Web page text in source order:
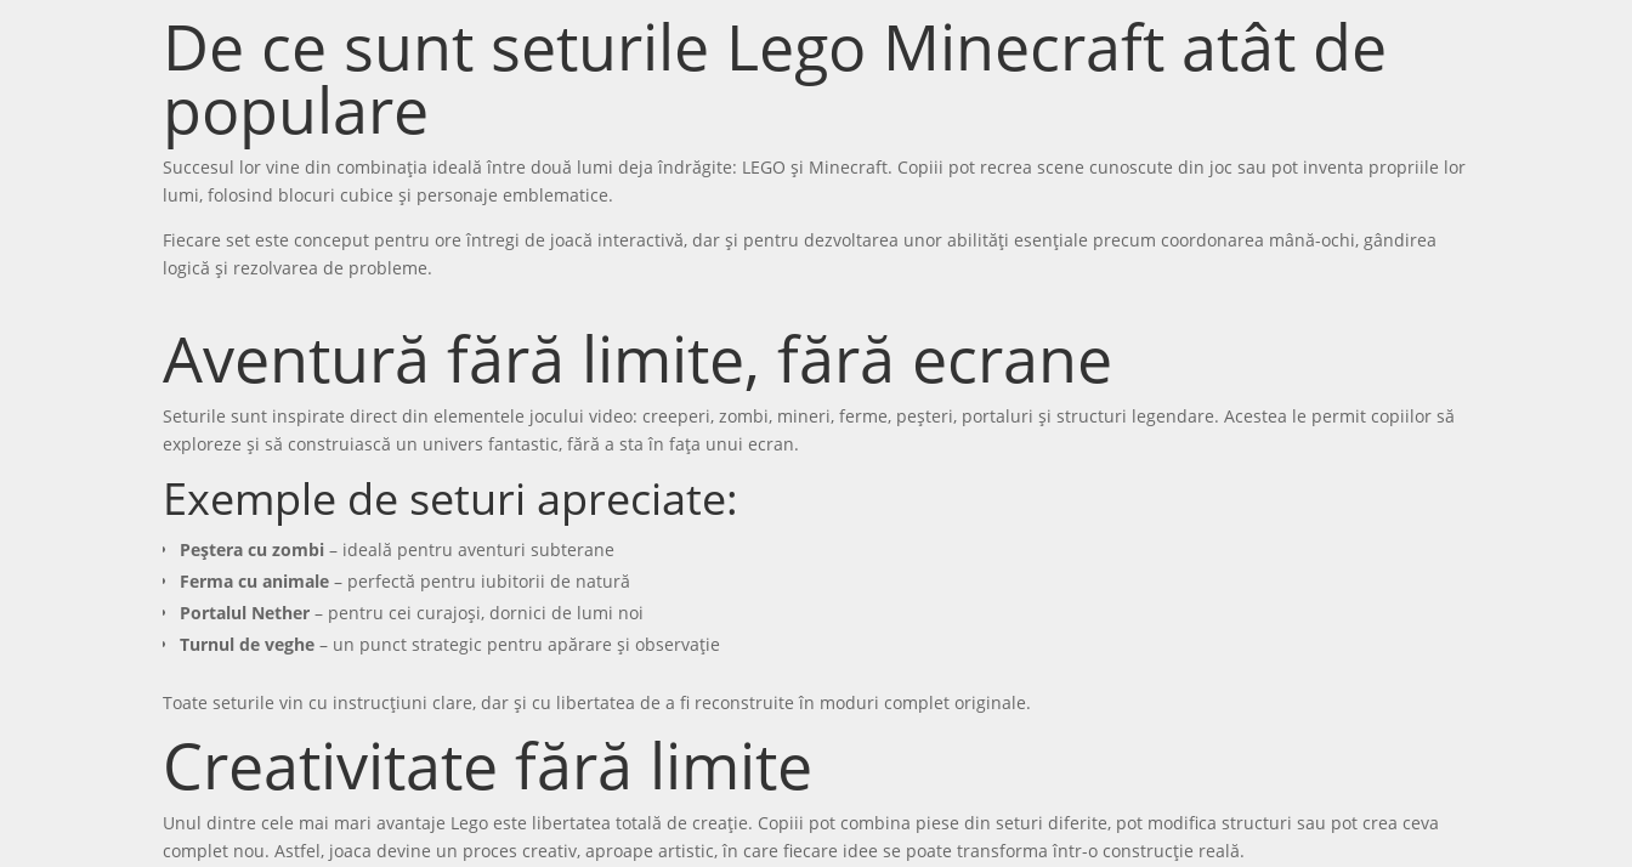
De ce sunt seturile Lego Minecraft atât de
populare
Succesul lor vine din combinația ideală între două lumi deja îndrăgite: LEGO și Minecraft. Copiii pot recrea scene cunoscute din joc sau pot inventa propriile lor
lumi, folosind blocuri cubice și personaje emblematice.
Fiecare set este conceput pentru ore întregi de joacă interactivă, dar și pentru dezvoltarea unor abilități esențiale precum coordonarea mână-ochi, gândirea
logică și rezolvarea de probleme.
Aventură fără limite, fără ecrane
Seturile sunt inspirate direct din elementele jocului video: creeperi, zombi, mineri, ferme, peșteri, portaluri și structuri legendare. Acestea le permit copiilor să
exploreze și să construiască un univers fantastic, fără a sta în fața unui ecran.
Exemple de seturi apreciate:
Peștera cu zombi – ideală pentru aventuri subterane
Ferma cu animale – perfectă pentru iubitorii de natură
Portalul Nether – pentru cei curajoși, dornici de lumi noi
Turnul de veghe – un punct strategic pentru apărare și observație
Toate seturile vin cu instrucțiuni clare, dar și cu libertatea de a fi reconstruite în moduri complet originale.
Creativitate fără limite
Unul dintre cele mai mari avantaje Lego este libertatea totală de creație. Copiii pot combina piese din seturi diferite, pot modifica structuri sau pot crea ceva
complet nou. Astfel, joaca devine un proces creativ, aproape artistic, în care fiecare idee se poate transforma într-o construcție reală.